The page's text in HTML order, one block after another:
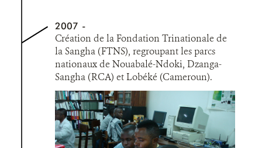
2007
Création de la Fondation Trinationale de
la Sangha (FTNS), regroupant les parcs
nationaux de Nouabalé-Ndoki, Dzanga-
Sangha (RCA) et Lobéké (Cameroun).